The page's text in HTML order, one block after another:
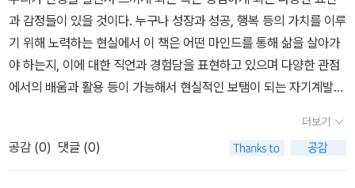
면 부푼 열정은 금세 사그라들고, 운동하러 향하는 발길은 점차 끊기
게 된다. 무엇보다 나에게 동기부여가 되는 운동을 찾는 것이 중요하
다. ‘도복이 멋있어서’, ‘와이키키 해변을 수영하고 싶어서’와 같이 나
만의 동기부여를 찾아야 포기하지 않고 꾸준히 할 수 있다. 헬스클럽
에서 하는 근력운동을 싫어하는데 굳이 근력운동부터 시작할 필요가
는 운동에 관심 있는 독자들에게 다양한 운동 정보를 전할 수 있도록
좋다. 나를 위해 잠깐의 시간이라도 내고, 그 시간에 운동을 하는 것을
결코 소홀히 여기지 말자. p.101 몸을 움직이면 성격이 달라지고, 성
격이 달라지면 인생도 달라질 수 있다. 무엇보다 나 자신의 존재감을
있는 그대로 느끼며 충만함에 빠져든다. 망설이지 말고 한번 달려보
자. 이전에 경험하지 못한 새로운 세상을 만나게 될 테니.운동을 너무
거창하게 생각하지 말고 쉬운 운동 즉, 걷기 운동부터 시작하자라고
하며 꾸준하게 매일 적은 시간을 쪼개서 자신만의 라이프 스타일에
과 감정들이 있을 것이다. 누구나 성장과 성공, 행복 등의 가치를 이루
기 위해 노력하는 현실에서 이 책은 어떤 마인드를 통해 삶을 살아가
야 하는지, 이에 대한 직언과 경험담을 표현하고 있으며 다양한 관점
에서의 배움과 활용 등이 가능해서 현실적인 보탬이 되는 자기계발서
세나 태도 만큼이나 자기 자신에 대한 이해도가 필수적인 현실일 것
이다.​이는 나에 대한 사랑이나 높은 수준의 자존감 등이 병행되어야
타인에 대한 이해나 배려, 존중 등의 자세를 견지할 수 있고 이런 행위
더보기
공감 (0) 댓글 (0)